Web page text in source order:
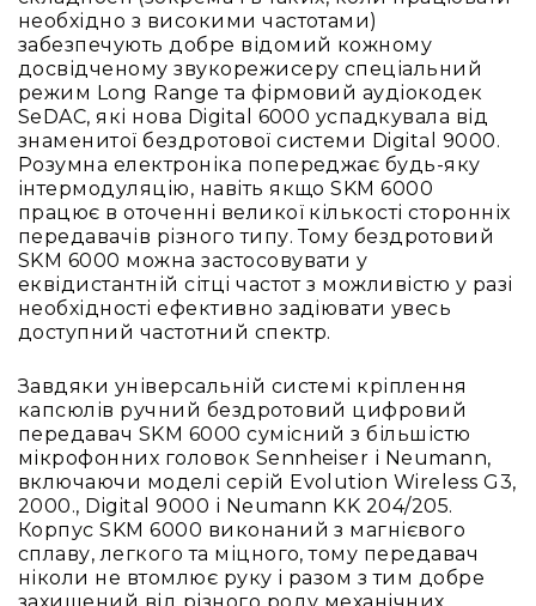
підсилення
Аксесуари
та
комплектуючі
Навушники
Універсальні
Для
аудіофілів
Для
спорту
Для
моніторингу
Dj
та
студій
Для
перегляду
фільмів/
ТБ
Для
необхідно з високими частотами)
забезпечують добре відомий кожному
досвідченому звукорежисеру спеціальний
режим Long Range та фірмовий аудіокодек
SeDAC, які нова Digital 6000 успадкувала від
знаменитої бездротової системи Digital 9000.
Розумна електроніка попереджає будь-яку
інтермодуляцію, навіть якщо SKM 6000
працює в оточенні великої кількості сторонніх
передавачів різного типу. Тому бездротовий
SKM 6000 можна застосовувати у
еквідистантній сітці частот з можливістю у разі
необхідності ефективно задіювати увесь
доступний частотний спектр.
Завдяки універсальній системі кріплення
капсюлів ручний бездротовий цифровий
передавач SKM 6000 сумісний з більшістю
мікрофонних головок Sennheiser і Neumann,
включаючи моделі серій Evolution Wireless G3,
2000., Digital 9000 і Neumann KK 204/205.
Корпус SKM 6000 виконаний з магнієвого
сплаву, легкого та міцного, тому передавач
ніколи не втомлює руку і разом з тим добре
захищений від різного роду механічних